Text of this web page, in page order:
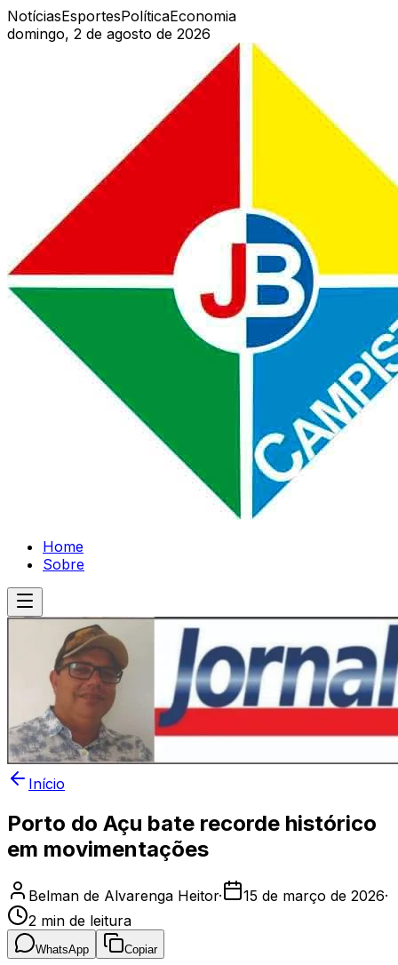
NotíciasEsportesPolíticaEconomia
domingo, 2 de agosto de 2026
Home
Sobre
Início
Porto do Açu bate recorde histórico
em movimentações
Belman de Alvarenga Heitor· 15 de março de 2026·
2 min de leitura
WhatsApp Copiar